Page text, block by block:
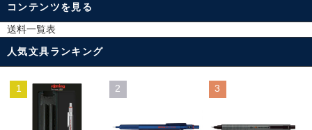
コンテンツを見る
送料一覧表
人気文具ランキング
1 2 3